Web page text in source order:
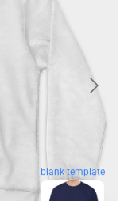
blank template